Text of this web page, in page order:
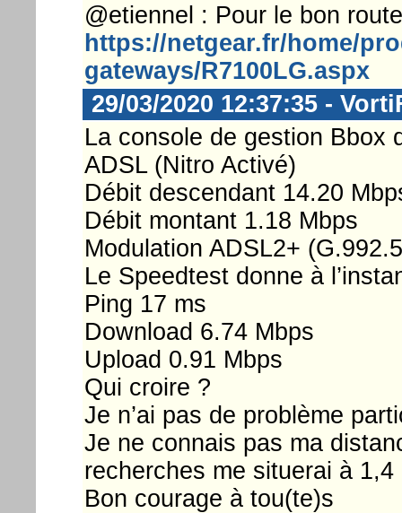
@etiennel : Pour le bon
https://netgear.fr/home/
gateways/R7100LG.aspx
29/03/2020 12:37:35 -
La console de gestion Bbox
ADSL (Nitro Activé)
Débit descendant 14.20
Débit montant 1.18 Mbps
Modulation ADSL2+
Le Speedtest donne à
Ping 17 ms
Download 6.74 Mbps
Upload 0.91 Mbps
Qui croire ?
Je n’ai pas de problème
Je ne connais pas ma
recherches me situerai à 1,4
Bon courage à tou(te)s